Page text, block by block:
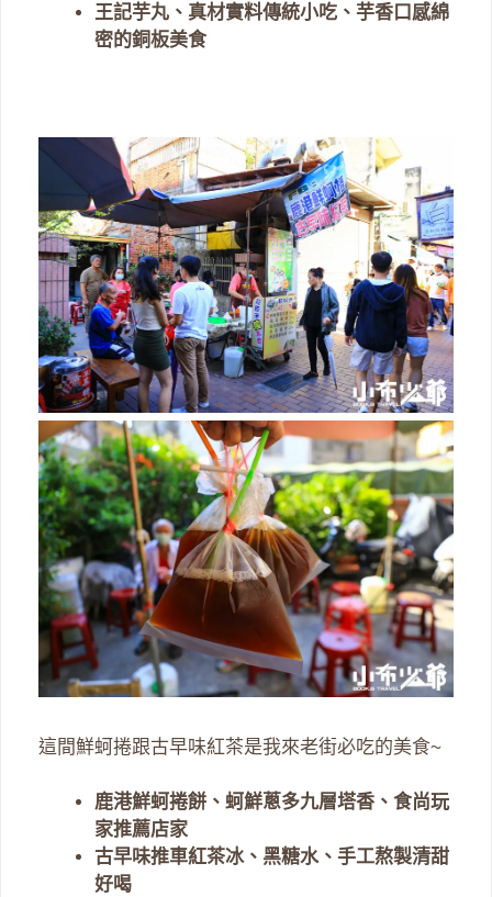
王記芋丸、真材實料傳統小吃、芋香口感綿
密的銅板美食
這間鮮蚵捲跟古早味紅茶是我來老街必吃的美食~
鹿港鮮蚵捲餅、蚵鮮蔥多九層塔香、食尚玩
家推薦店家
古早味推車紅茶冰、黑糖水、手工熬製清甜
好喝